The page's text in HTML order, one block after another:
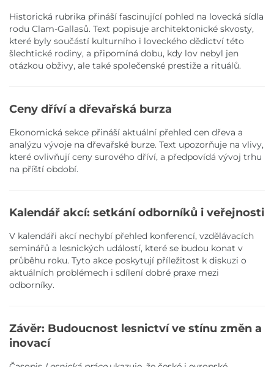
Historická rubrika přináší fascinující pohled na lovecká sídla
rodu Clam-Gallasů. Text popisuje architektonické skvosty,
které byly součástí kulturního i loveckého dědictví této
šlechtické rodiny, a připomíná dobu, kdy lov nebyl jen
otázkou obživy, ale také společenské prestiže a rituálů.
Ceny dříví a dřevařská burza
Ekonomická sekce přináší aktuální přehled cen dřeva a
analýzu vývoje na dřevařské burze. Text upozorňuje na vlivy,
které ovlivňují ceny surového dříví, a předpovídá vývoj trhu
na příští období.
Kalendář akcí: setkání odborníků i veřejnosti
V kalendáři akcí nechybí přehled konferencí, vzdělávacích
seminářů a lesnických událostí, které se budou konat v
průběhu roku. Tyto akce poskytují příležitost k diskuzi o
aktuálních problémech i sdílení dobré praxe mezi
odborníky.
Závěr: Budoucnost lesnictví ve stínu změn a
inovací